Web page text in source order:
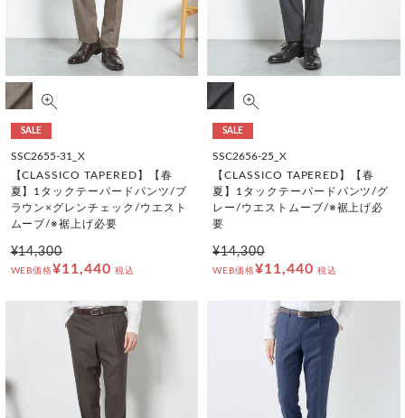
SALE
SSC2655-31_X
【CLASSICO TAPERED】【春
夏】1タックテーパードパンツ/ブ
ラウン×グレンチェック/ウエスト
ムーブ/※裾上げ必要
¥14,300
WEB価格¥11,440 税込
SALE
SSC2656-25_X
【CLASSICO TAPERED】【春
夏】1タックテーパードパンツ/グ
レー/ウエストムーブ/※裾上げ必
要
¥14,300
WEB価格¥11,440 税込